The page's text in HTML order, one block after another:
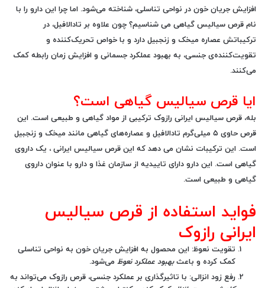
افزایش جریان خون در نواحی تناسلی، شناخته می‌شود. اما چرا این دارو را با
نام قرص سیالیس گیاهی می شناسیم؟ چون علاوه بر تادالافیل، در
ترکیباتش عصاره میخک و زنجبیل دارد و با خواص تحریک‌کننده و
تقویت‌کننده‌ی جنسی، به بهبود عملکرد جسمانی و افزایش زمان رابطه کمک
می‌کنند.
ایا قرص سیالیس گیاهی است؟
بله، قرص سیالیس ایرانی رازوک ترکیبی از مواد گیاهی و طبیعی است. این
قرص حاوی ۵ میلی‌گرم تادالافیل و عصاره‌های گیاهی مانند میخک و زنجبیل
است. این ترکیبات نشان می دهد که این قرص سیالیس ایرانی ، یک داروی
گیاهی است. این دارو دارای تاییدیه از سازمان غذا و دارو با عنوان داروی
گیاهی و طبیعی است.
فواید استفاده از قرص سیالیس
ایرانی رازوک
تقویت نعوظ: این محصول به افزایش جریان خون به نواحی تناسلی
کمک کرده و باعثبهبود عملکرد نعوظ می‌شود.
رفع زود انزالی: با تاثیرگذاری بر عملکرد جنسی، قرص رازوک می‌تواند به